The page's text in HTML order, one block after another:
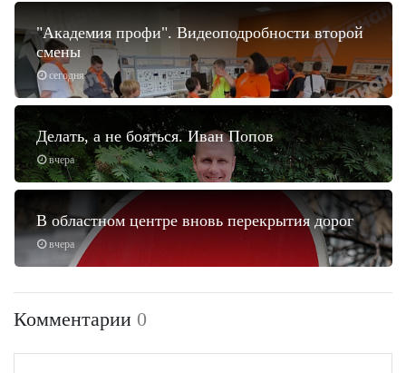
сегодня
"Академия профи". Видеоподробности второй
смены
вчера
Делать, а не бояться. Иван Попов
вчера
В областном центре вновь перекрытия дорог
Комментарии 0